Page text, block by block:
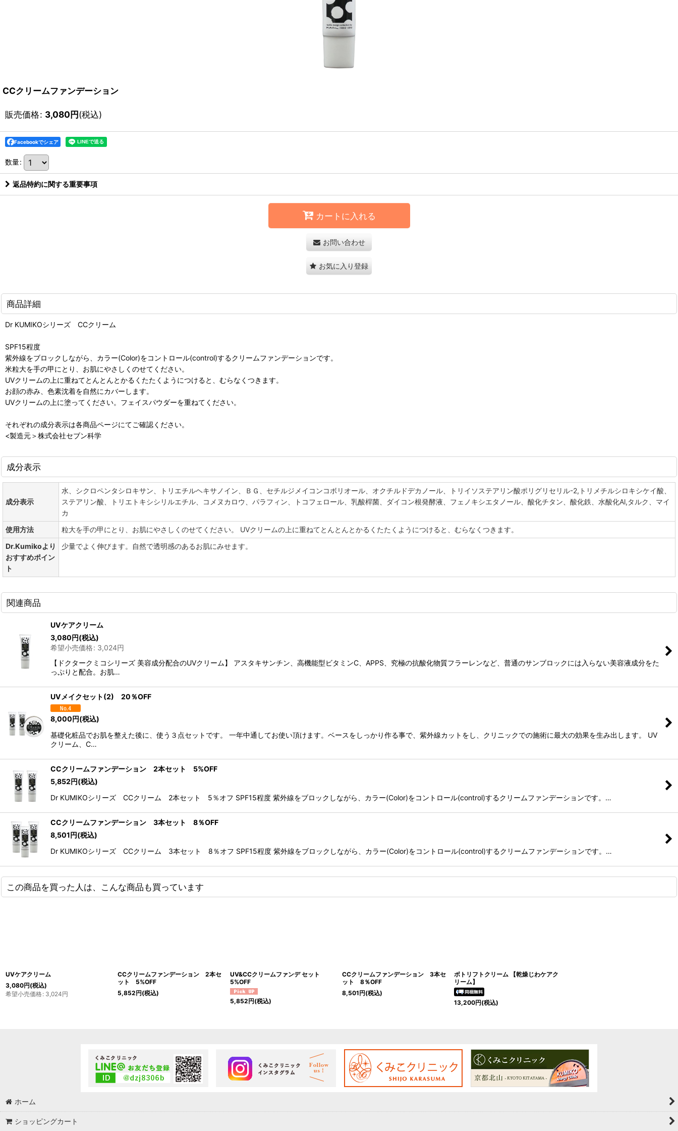
CCクリームファンデーション
販売価格: 3,080円(税込)
Facebookでシェア
数量:
返品特約に関する重要事項
カートに入れる
お問い合わせ
お気に入り登録
商品詳細
Dr KUMIKOシリーズ CCクリーム
SPF15程度
紫外線をブロックしながら、カラー(Color)をコントロール(control)するクリームファンデーションです。
米粒大を手の甲にとり、お肌にやさしくのせてください。
UVクリームの上に重ねてとんとんとかるくたたくようにつけると、むらなくつきます。
お顔の赤み、色素沈着を自然にカバーします。
UVクリームの上に塗ってください。フェイスパウダーを重ねてください。
それぞれの成分表示は各商品ページにてご確認ください。
<製造元＞株式会社セブン科学
成分表示
成分表示
水、シクロペンタシロキサン、トリエチルヘキサノイン、ＢＧ、セチルジメイコンコボリオール、オクチルドデカノール、トリイソステアリン酸ポリグリセリル-2,トリメチルシロキシケイ酸、
ステアリン酸、トリエトキシシリルエチル、コメヌカロウ、パラフィン、トコフェロール、乳酸桿菌、ダイコン根発酵液、フェノキシエタノール、酸化チタン、酸化鉄、水酸化Al,タルク、マイ
カ
使用方法
粒大を手の甲にとり、お肌にやさしくのせてください。 UVクリームの上に重ねてとんとんとかるくたたくようにつけると、むらなくつきます。
Dr.Kumikoより
おすすめポイン
ト
少量でよく伸びます。自然で透明感のあるお肌にみせます。
関連商品
UVケアクリーム
3,080円(税込)
希望小売価格: 3,024円
【ドクタークミコシリーズ 美容成分配合のUVクリーム】 アスタキサンチン、高機能型ビタミンC、APPS、究極の抗酸化物質フラーレンなど、普通のサンブロックには入らない美容液成分をた
っぷりと配合。お肌…
UVメイクセット(2) 20％OFF
8,000円(税込)
基礎化粧品でお肌を整えた後に、使う３点セットです。 一年中通してお使い頂けます。ベースをしっかり作る事で、紫外線カットをし、クリニックでの施術に最大の効果を生み出します。 UV
クリーム、C…
CCクリームファンデーション 2本セット 5%OFF
5,852円(税込)
Dr KUMIKOシリーズ CCクリーム 2本セット 5％オフ SPF15程度 紫外線をブロックしながら、カラー(Color)をコントロール(control)するクリームファンデーションです。…
CCクリームファンデーション 3本セット 8％OFF
8,501円(税込)
Dr KUMIKOシリーズ CCクリーム 3本セット 8％オフ SPF15程度 紫外線をブロックしながら、カラー(Color)をコントロール(control)するクリームファンデーションです。…
この商品を買った人は、こんな商品も買っています
UVケアクリーム
3,080円(税込)
希望小売価格: 3,024円
CCクリームファンデーション 2本セ
ット 5%OFF
5,852円(税込)
UV&CCクリームファンデ セット
5%OFF
5,852円(税込)
CCクリームファンデーション 3本セ
ット 8％OFF
8,501円(税込)
ボトリフトクリーム 【乾燥じわケアク
リーム】
13,200円(税込)
ホーム
ショッピングカート